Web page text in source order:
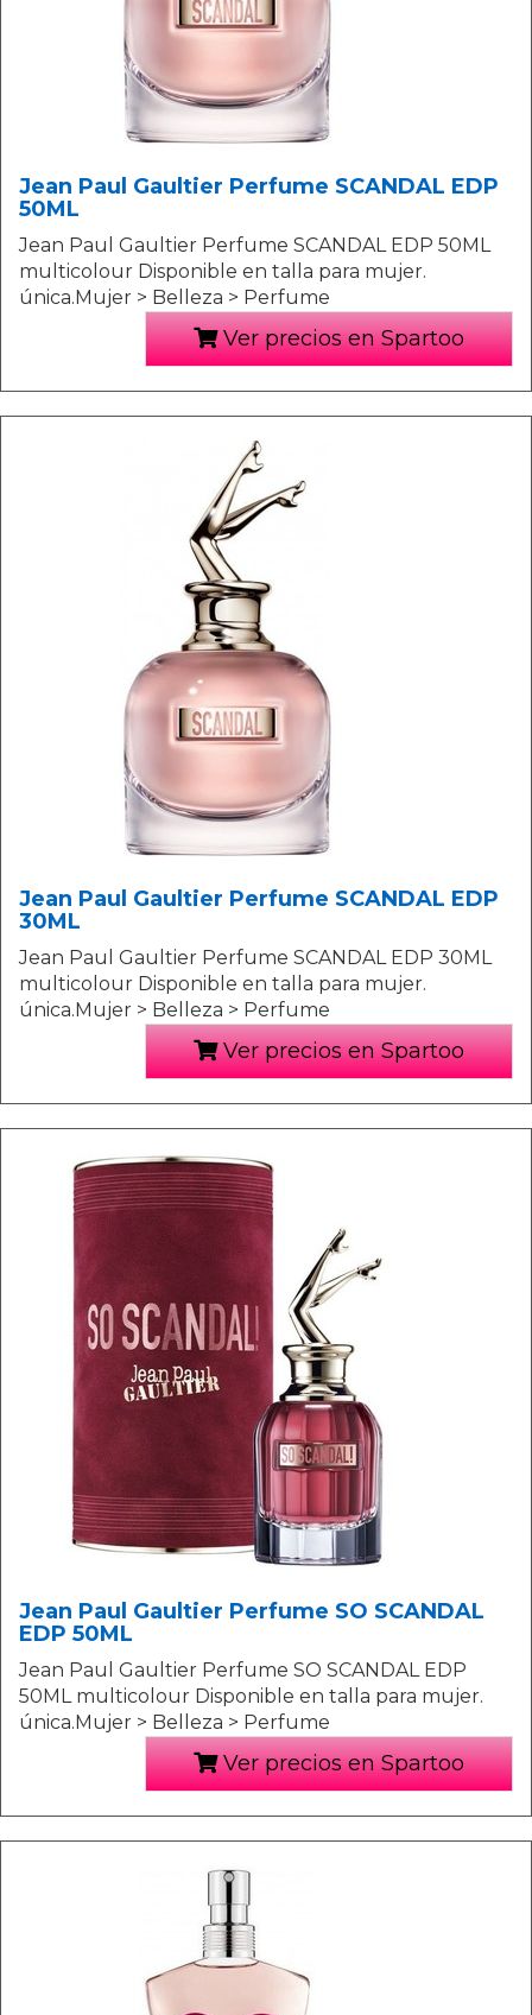
Jean Paul Gaultier Perfume SCANDAL EDP
50ML
Jean Paul Gaultier Perfume SCANDAL EDP 50ML
multicolour Disponible en talla para mujer.
única.Mujer > Belleza > Perfume
Ver precios en Spartoo
Jean Paul Gaultier Perfume SCANDAL EDP
30ML
Jean Paul Gaultier Perfume SCANDAL EDP 30ML
multicolour Disponible en talla para mujer.
única.Mujer > Belleza > Perfume
Ver precios en Spartoo
Jean Paul Gaultier Perfume SO SCANDAL
EDP 50ML
Jean Paul Gaultier Perfume SO SCANDAL EDP
50ML multicolour Disponible en talla para mujer.
única.Mujer > Belleza > Perfume
Ver precios en Spartoo